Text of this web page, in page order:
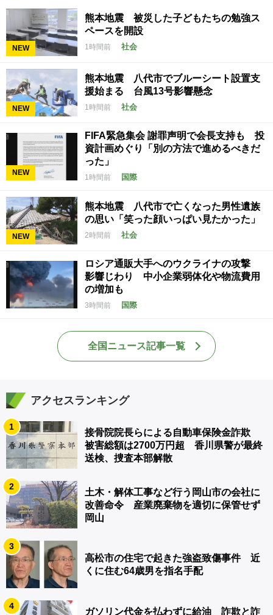
NEW
熊本地震 被災した子どもたちの勉強ス
ペースを開設
1時間前 社会
NEW
熊本地震 八代市でブルーシート設置支
援始まる 台風13号影響懸念
1時間前 社会
NEW
FIFA緊急集会 謝罪声明で会長支持も 投
資計画めぐり「別の方法で進めるべきだ
った」
1時間前 国際
NEW
熊本地震 八代市で亡くなった男性遺族
の思い「笑った顔いっぱい見たかった」
2時間前 社会
ロシア通販大手へのウクライナの攻撃
影響じわり 中小企業弱体化や物流費用
の増加も
3時間前 国際
全国ニュース記事一覧
アクセスランキング
1
接骨院院長らによる自動車保険金詐欺
被害総額は2700万円超 香川県警が最終
送検、捜査本部解散
2
土木・解体工事など行う岡山市の会社に
改善命令 産業廃棄物を適切に保管せず
岡山
3
高松市の住宅で起きた強盗致傷事件 近
くに住む64歳男を指名手配
4
ガソリン代金を払わずに給油 詐欺と詐